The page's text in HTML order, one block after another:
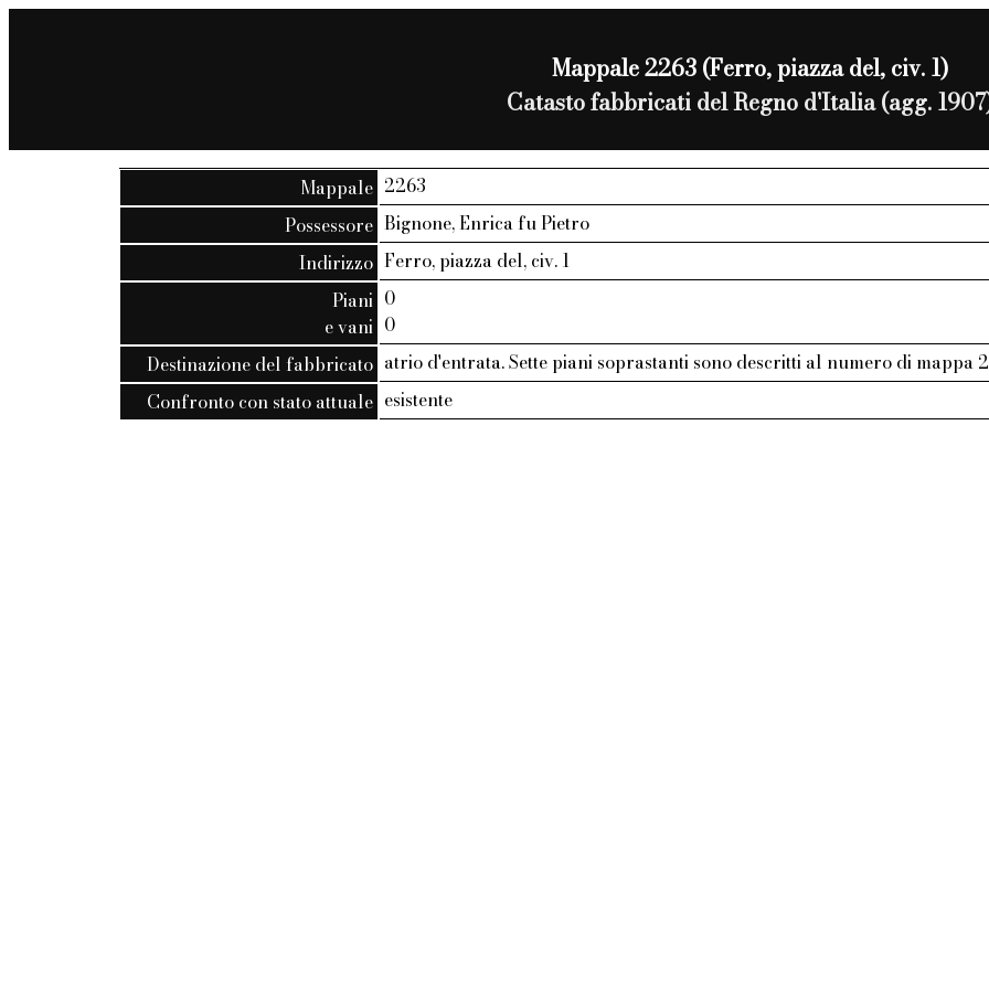
Mappale 2263 (Ferro, piazza del, civ. 1)
Catasto fabbricati del Regno d'Italia (agg.
Mappale 2263
Possessore Bignone, Enrica fu Pietro
Indirizzo Ferro, piazza del, civ. 1
Piani
e vani
0
0
Destinazione del fabbricato atrio d'entrata. Sette piani soprastanti sono descritti al numero di mappa
Confronto con stato attuale esistente